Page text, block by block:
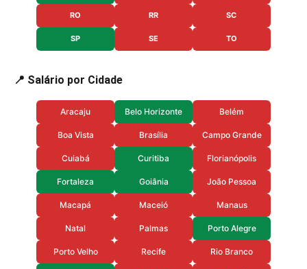
RO RR SC
SP SE TO
📍 Salário por Cidade
Aracaju Belo Horizonte Belém
Boa Vista Brasília Campo Grande
Cuiabá Curitiba Florianópolis
Fortaleza Goiânia João Pessoa
Macapá Maceió Manaus
Natal Palmas Porto Alegre
Porto Velho Recife Rio Branco